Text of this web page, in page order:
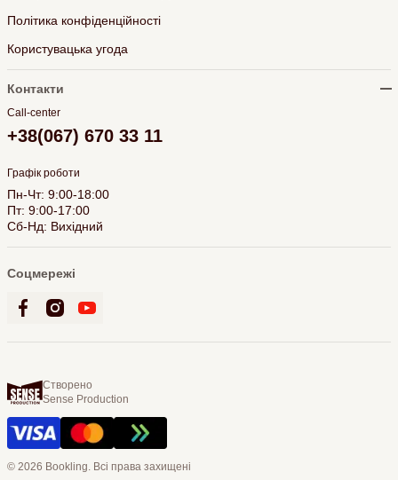
Політика конфіденційності
Користувацька угода
Контакти
Call-center
+38(067) 670 33 11
Графік роботи
Пн-Чт: 9:00-18:00
Пт: 9:00-17:00
Сб-Нд: Вихідний
Соцмережі
Створено
Sense Production
© 2026 Bookling. Всі права захищені